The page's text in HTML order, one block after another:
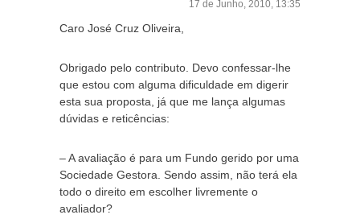
17 de Junho, 2010, 13:35
Caro José Cruz Oliveira,
Obrigado pelo contributo. Devo confessar-lhe
que estou com alguma dificuldade em digerir
esta sua proposta, já que me lança algumas
dúvidas e reticências:
– A avaliação é para um Fundo gerido por uma
Sociedade Gestora. Sendo assim, não terá ela
todo o direito em escolher livremente o
avaliador?